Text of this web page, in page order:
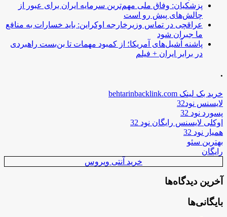
پزشکیان: وفاق ملی مهم‌ترین سرمایه ایران برای عبور از
چالش‌های پیش رو است
عراقچی در تماس وزیرخارجه اوکراین: باید خسارات به منافع
ما جبران شود
پاشنه آشیل‌های آمریکا؛ از کمبود مهمات تا بن‌بست راهبردی
در برابر ایران + فیلم
.
خرید بک لینک behtarinbacklink.com
لایسنس نود32
پسورد نود 32
اوکلی لایسنس رایگان نود 32
همیار نود 32
بهترین سئو
رایگان
خرید آنتی ویروس
آخرین دیدگاه‌ها
بایگانی‌ها